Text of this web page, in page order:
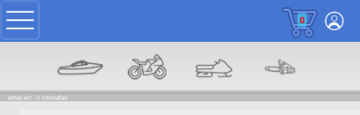
0
estas en: -> consultas